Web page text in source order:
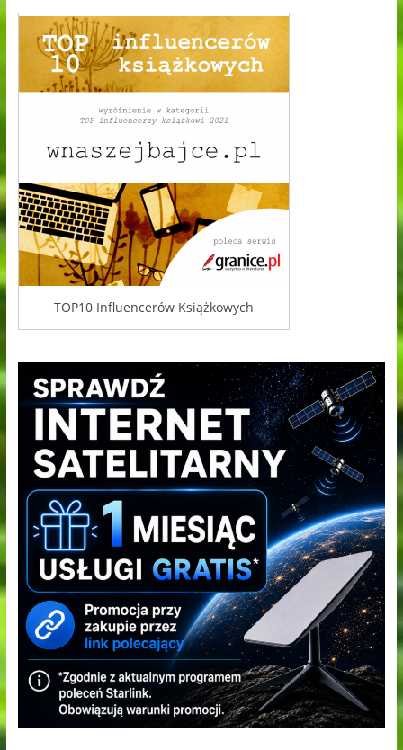
TOP10 Influencerów Książkowych